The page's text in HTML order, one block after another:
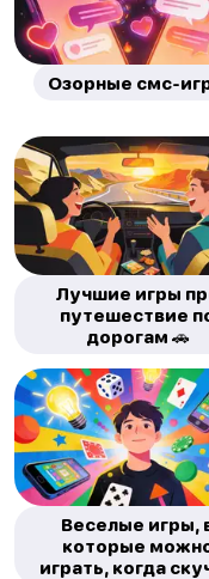
Озорные смс-
Лучшие игры
путешествие
дорогам 🚗
Веселые игры,
которые
играть, когда